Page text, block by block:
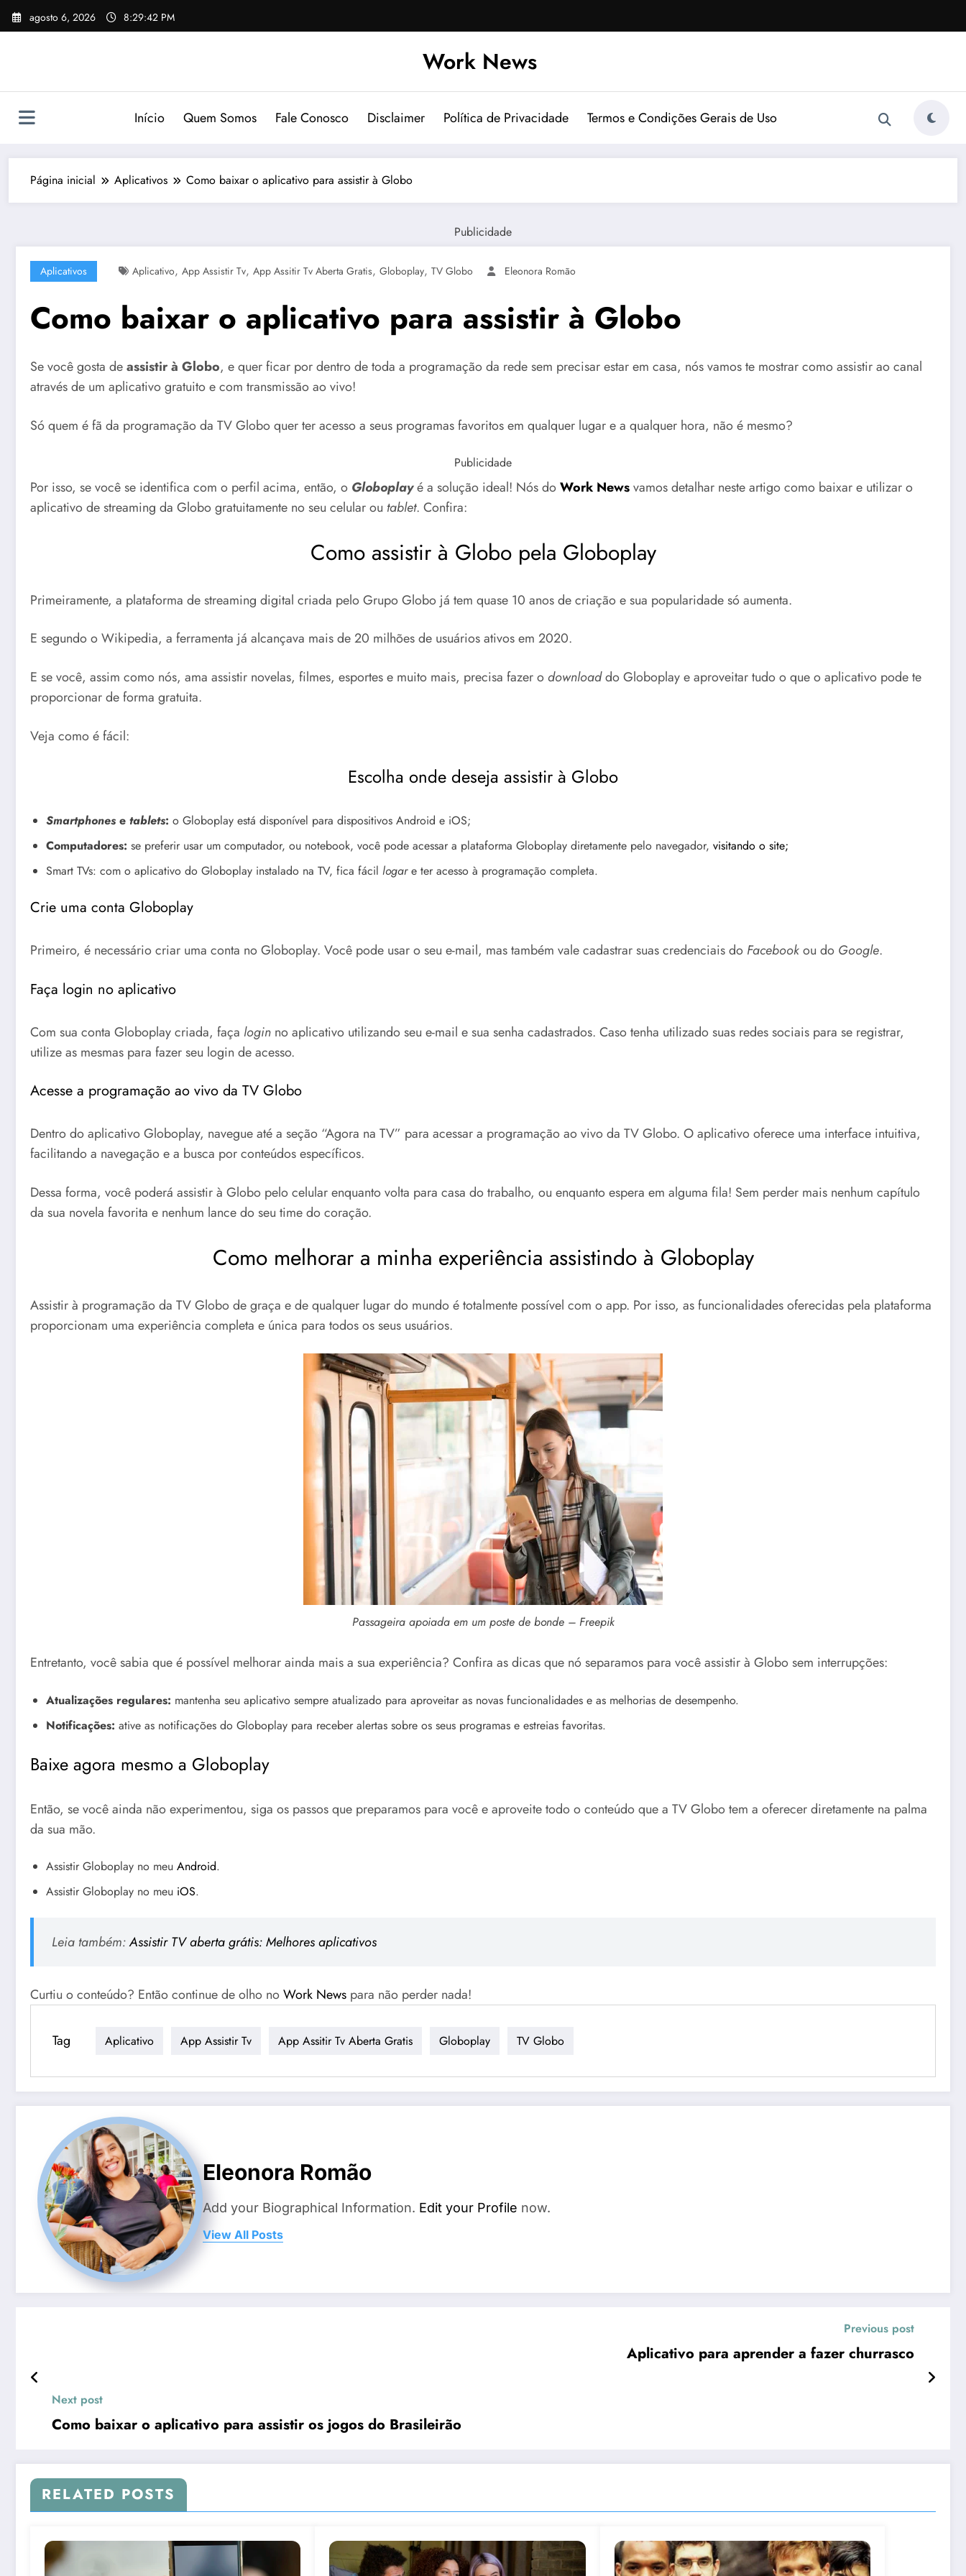
Pular
para
agosto 6, 2026 8:29:43 PM
Work News
Início Quem Somos Fale Conosco Disclaimer Política de Privacidade Termos e Condições Gerais de Uso
Página inicial Aplicativos Como baixar o aplicativo para assistir à Globo
Publicidade
Aplicativos Aplicativo, App Assistir Tv, App Assitir Tv Aberta Gratis, Globoplay, TV Globo Eleonora Romão
Como baixar o aplicativo para assistir à Globo
Se você gosta deassistir à Globo, e quer ficar por dentro de toda a programação da rede sem precisar estar em casa, nós vamos te mostrar como assistir ao canal
através de um aplicativo gratuito e com transmissão ao vivo!
Só quem é fã da programação da TV Globo quer ter acesso a seus programas favoritos em qualquer lugar e a qualquer hora, não é mesmo?
Publicidade
Por isso, se você se identifica com o perfil acima, então, o Globoplayé a solução ideal! Nós doWork Newsvamos detalhar neste artigo como baixar e utilizar o
aplicativo de streaming da Globo gratuitamente no seu celular ou tablet. Confira:
Como assistir à Globo pela Globoplay
Primeiramente, a plataforma de streaming digital criada pelo Grupo Globo já tem quase 10 anos de criação e sua popularidade só aumenta.
E segundo oWikipedia, a ferramenta já alcançava mais de 20 milhões de usuários ativos em 2020.
E se você, assim como nós, ama assistir novelas, filmes, esportes e muito mais, precisa fazer odownloaddo Globoplay e aproveitar tudo o que o aplicativo pode te
proporcionar de forma gratuita.
Veja como é fácil:
Escolha onde deseja assistir à Globo
Smartphones e tablets: o Globoplay está disponível para dispositivos Android e iOS;
Computadores: se preferir usar um computador, ou notebook, você pode acessar a plataforma Globoplay diretamente pelo navegador, visitando o site;
Smart TVs: com o aplicativo do Globoplay instalado na TV, fica fácil logare ter acesso à programação completa.
Crie uma conta Globoplay
Primeiro, é necessário criar uma conta no Globoplay. Você pode usar o seu e-mail, mas também vale cadastrar suas credenciais do Facebookou do Google.
Faça login no aplicativo
Com sua conta Globoplay criada, faça login no aplicativo utilizando seu e-mail e sua senha cadastrados. Caso tenha utilizado suas redes sociais para se registrar,
utilize as mesmas para fazer seu login de acesso.
Acesse a programação ao vivo da TV Globo
Dentro do aplicativo Globoplay, navegue até a seção “Agora na TV” para acessar a programação ao vivo da TV Globo. O aplicativo oferece uma interface intuitiva,
facilitando a navegação e a busca por conteúdos específicos.
Dessa forma, você poderá assistir à Globo pelo celular enquanto volta para casa do trabalho, ou enquanto espera em alguma fila! Sem perder mais nenhum capítulo
da sua novela favorita e nenhum lance do seu time do coração.
Como melhorar a minha experiência assistindo à Globoplay
Assistir à programação da TV Globo de graça e de qualquer lugar do mundo é totalmente possível com o app. Por isso, as funcionalidades oferecidas pela plataforma
proporcionam uma experiência completa e única para todos os seus usuários.
Passageira apoiada em um poste de bonde – Freepik
Entretanto, você sabia que é possível melhorar ainda mais a sua experiência? Confira as dicas que nó separamos para você assistir à Globo sem interrupções:
Atualizações regulares: mantenha seu aplicativo sempre atualizado para aproveitar as novas funcionalidades e as melhorias de desempenho.
Notificações: ative as notificações do Globoplay para receber alertas sobre os seus programas e estreias favoritas.
Baixe agora mesmo a Globoplay
Então, se você ainda não experimentou, siga os passos que preparamos para você e aproveite todo o conteúdo que a TV Globo tem a oferecer diretamente na palma
da sua mão​.
Assistir Globoplay no meu Android.
Assistir Globoplay no meu iOS.
Leia também:Assistir TV aberta grátis: Melhores aplicativos
Curtiu o conteúdo? Então continue de olho noWork News para não perder nada!
Tag Aplicativo App Assistir Tv App Assitir Tv Aberta Gratis Globoplay TV Globo
Eleonora Romão
Add your Biographical Information. Edit your Profile now.
View All Posts
Previous post
Aplicativo para aprender a fazer churrasco
Next post
Como baixar o aplicativo para assistir os jogos do Brasileirão
RELATED POSTS